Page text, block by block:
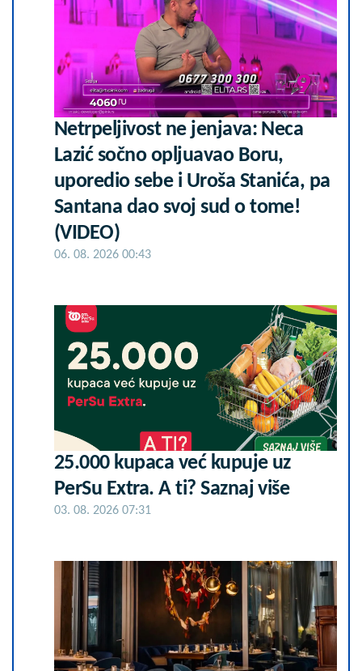
Netrpeljivost ne jenjava: Neca
Lazić sočno opljuavao Boru,
uporedio sebe i Uroša Stanića, pa
Santana dao svoj sud o tome!
(VIDEO)
06. 08. 2026 00:43
25.000 kupaca već kupuje uz
PerSu Extra. A ti? Saznaj više
03. 08. 2026 07:31